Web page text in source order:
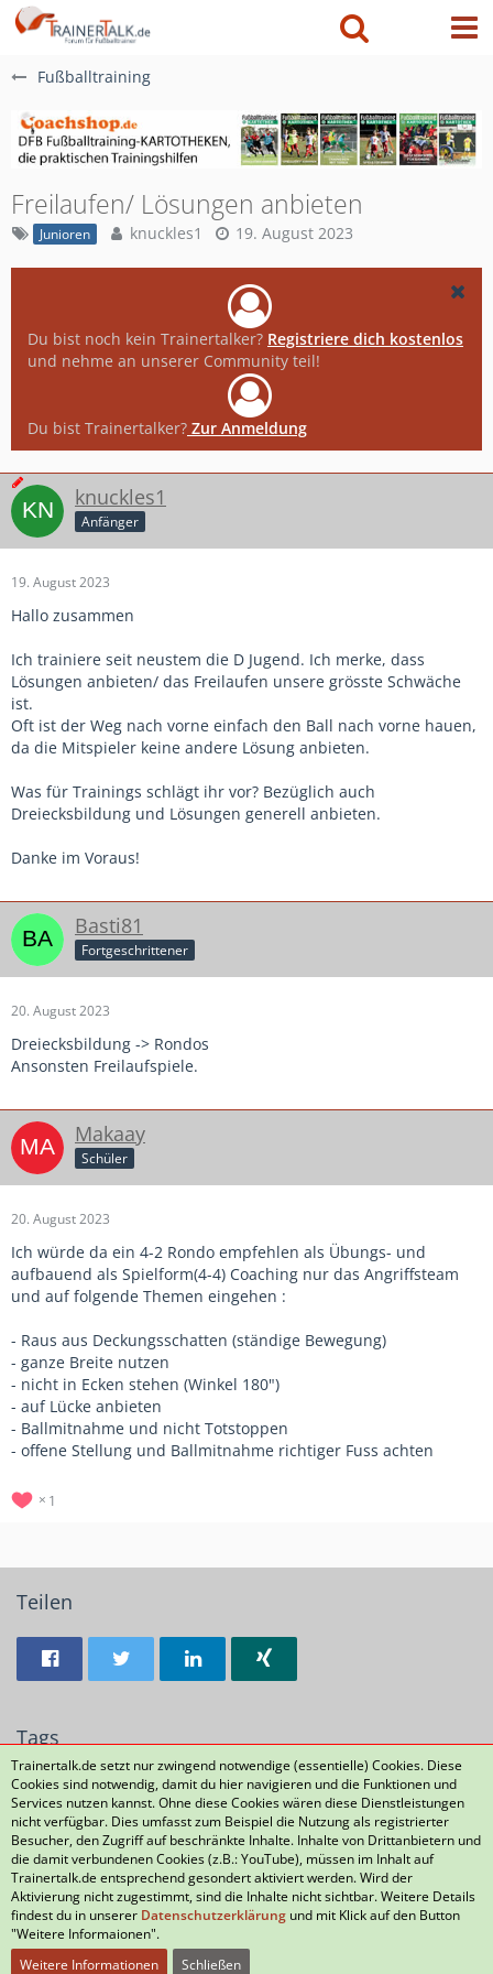
Fußballtraining
Freilaufen/ Lösungen anbieten
Junioren knuckles1 19. August 2023
Du bist noch kein Trainertalker? Registriere dich kostenlos
und nehme an unserer Community teil!
Du bist Trainertalker? Zur Anmeldung
knuckles1
Anfänger
19. August 2023
Hallo zusammen
Ich trainiere seit neustem die D Jugend. Ich merke, dass
Lösungen anbieten/ das Freilaufen unsere grösste Schwäche
ist.
Oft ist der Weg nach vorne einfach den Ball nach vorne hauen,
da die Mitspieler keine andere Lösung anbieten.
Was für Trainings schlägt ihr vor? Bezüglich auch
Dreiecksbildung und Lösungen generell anbieten.
Danke im Voraus!
Basti81
Fortgeschrittener
20. August 2023
Dreiecksbildung -> Rondos
Ansonsten Freilaufspiele.
Makaay
Schüler
20. August 2023
Ich würde da ein 4-2 Rondo empfehlen als Übungs- und
aufbauend als Spielform(4-4) Coaching nur das Angriffsteam
und auf folgende Themen eingehen :
- Raus aus Deckungsschatten (ständige Bewegung)
- ganze Breite nutzen
- nicht in Ecken stehen (Winkel 180")
- auf Lücke anbieten
- Ballmitnahme und nicht Totstoppen
- offene Stellung und Ballmitnahme richtiger Fuss achten
1
Teilen
Tags
D-Jugend Lösungen
Datenschutzerklärung Kontakt Impressum
Nutzungsbedingungen Häufig gestellte Fragen
Trainertalk.de setzt nur zwingend notwendige (essentielle) Cookies. Diese
Cookies sind notwendig, damit du hier navigieren und die Funktionen und
Services nutzen kannst. Ohne diese Cookies wären diese Dienstleistungen
nicht verfügbar. Dies umfasst zum Beispiel die Nutzung als registrierter
Besucher, den Zugriff auf beschränkte Inhalte. Inhalte von Drittanbietern und
die damit verbundenen Cookies (z.B.: YouTube), müssen im Inhalt auf
Trainertalk.de entsprechend gesondert aktiviert werden. Wird der
Aktivierung nicht zugestimmt, sind die Inhalte nicht sichtbar. Weitere Details
findest du in unserer Datenschutzerklärung und mit Klick auf den Button
"Weitere Informaionen".
Weitere Informationen
Schließen